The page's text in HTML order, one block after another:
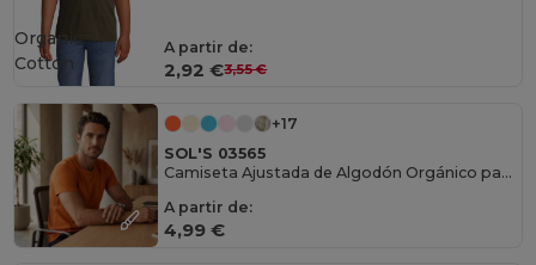
A partir de:
2,92 €3,55 €
Organic
Cotton
+17
SOL'S 03565
Camiseta Ajustada de Algodón Orgánico para Hombre
A partir de:
4,99 €